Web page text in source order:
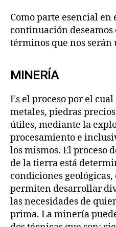
Como parte esencial en
continuación
términos que nos serán
MINERÍA
Es el proceso por el
metales, piedras
útiles, mediante la
procesamiento e
los mismos. El proceso
de la tierra está
condiciones geológicas,
permiten desarrollar
las necesidades de
prima. La minería